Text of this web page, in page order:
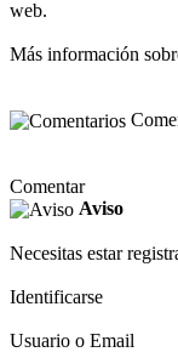
web.
Más información
Comentar
Aviso
Necesitas estar
Identificarse
Usuario o Email